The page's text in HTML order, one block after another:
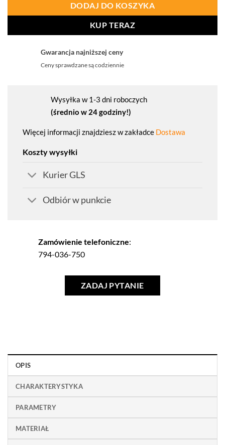
DODAJ DO KOSZYKA
KUP TERAZ
Gwarancja najniższej ceny
Ceny sprawdzane są codziennie
Wysyłka w 1-3 dni roboczych
(średnio w 24 godziny!)
Więcej informacji znajdziesz w zakładce Dostawa
Koszty wysyłki
Kurier GLS
Odbiór w punkcie
Zamówienie telefoniczne:
794-036-750
ZADAJ PYTANIE
OPIS
CHARAKTERYSTYKA
PARAMETRY
MATERIAŁ